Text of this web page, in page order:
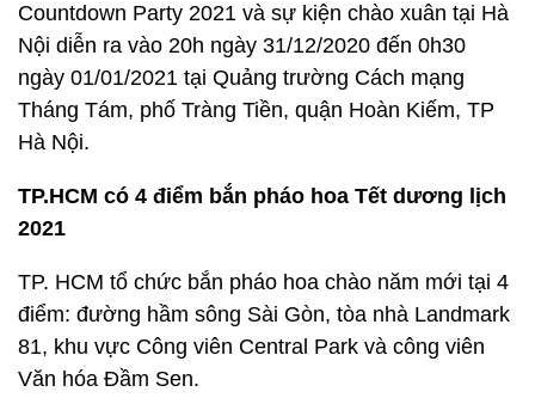
Countdown Party 2021 và sự kiện chào xuân tại Hà
Nội diễn ra vào 20h ngày 31/12/2020 đến 0h30
ngày 01/01/2021 tại Quảng trường Cách mạng
Tháng Tám, phố Tràng Tiền, quận Hoàn Kiếm, TP
Hà Nội.
TP.HCM có 4 điểm bắn pháo hoa Tết dương lịch
2021
TP. HCM tổ chức bắn pháo hoa chào năm mới tại 4
điểm: đường hầm sông Sài Gòn, tòa nhà Landmark
81, khu vực Công viên Central Park và công viên
Văn hóa Đầm Sen.